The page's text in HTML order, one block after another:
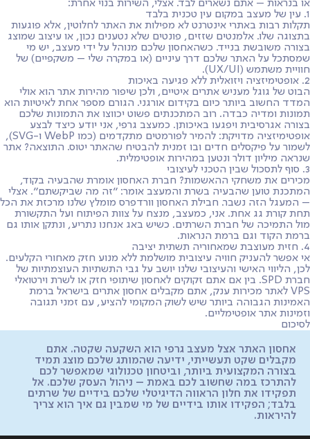
או בנראות – אתם נשארים לבד. אצלי, השירות בנוי אחרת:
1. עין של מעצב במקום עין טכנית בלבד
תקלות רבות באתרי אינטרנט לא מפילות את האתר לחלוטין, אלא פוגעות
בתצוגה שלו. אלמנטים שזזים, פונטים שלא נטענים נכון, או עיצוב שמוצג
בצורה משובשת בנייד. כשהאחסון שלכם מנוהל על ידי מעצב, יש מי
שמסתכל על האתר שלכם דרך עיניים (או במקרה שלי – משקפיים) של
חוויית משתמש (UX/UI).
2. אופטימיזציה ויזואלית ללא פגיעה באיכות
הבוט של גוגל מעניש אתרים איטיים, ולכן שיפור מהירות אתר הוא אולי
המדד החשוב ביותר כיום בקידום אורגני. הגורם מספר אחת לאיטיות הוא
תמונות ומדיה כבדה. רוב המתכנתים פשוט יכווצו את התמונות שלכם
בצורה אגרסיבית ויפגעו באיכותן. כמעצב גרפי, אני יודע כיצד לבצע
אופטימיזציה מדויקת: להמיר לפורמטים מתקדמים (כמו WebP ו-SVG),
לשמור על פיקסלים חדים ובו זמנית להבטיח שהאתר יטוס. התוצאה? אתר
שנראה מיליון דולר ונטען במהירות אופטימלית.
3. סוף לתסכול שבין הטכני לעיצובי
מכירים את משחקי ההאשמות? חברת האחסון אומרת שהבעיה בקוד,
המתכנת טוען שהבעיה בשרת והמעצב אומר: "זה מה שביקשתם". אצלי
– המעגל הזה נשבר. חבילת האחסון וורדפרס מומלץ שלנו מרכזת את הכל
תחת קורת גג אחת. אני, כמעצב, מנצח על צוות הפיתוח ועל התקשורת
מול התמיכה של חברת השרתים. כשיש באג אנחנו נתריע, ונתקן אותו גם
ברמת הקוד וגם ברמת הנראות.
4. חזית מעוצבת שמאחוריה תשתית יציבה
אי אפשר להעניק חוויה עיצובית מושלמת ללא מנוע חזק מאחורי הקלעים.
לכן, הליווי האישי והעיצובי שלנו יושב על גבי התשתיות העוצמתיות של
חברת SPD. בין אם אתם זקוקים לאחסון שיתופי חזק או לשרת וירטואלי
VPS לאתר מכירות ענק, אתם מקבלים אחסון אתרים בישראל ברמת
האמינות הגבוהה ביותר שיש לשוק המקומי להציע, עם זמני תגובה
וזמינות אתר אופטימליים.
לסיכום
אחסון האתר אצל מעצב גרפי הוא השקעה שקטה. אתם
מקבלים שקט תעשייתי, ידיעה שהמותג שלכם מוצג תמיד
בצורה המקצועית ביותר, וביטחון טכנולוגי שמאפשר לכם
להתרכז במה שחשוב לכם באמת – ניהול העסק שלכם. אל
תפקידו את חלון הראווה הדיגיטלי שלכם בידיים של שרתים
בלבד; הפקידו אותו בידיים של מי שמבין גם איך הוא צריך
להיראות.